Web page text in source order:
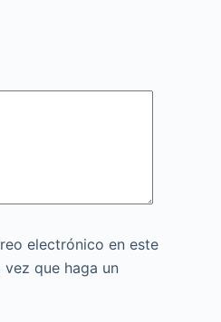
electrónico en este
que haga un